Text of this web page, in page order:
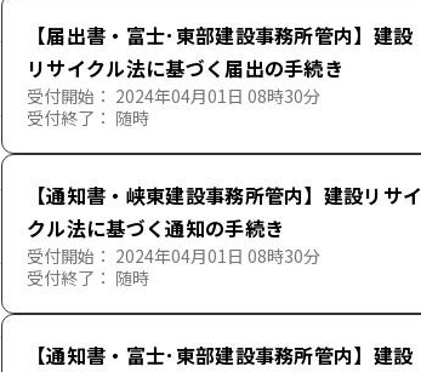
【届出書・富士･東部建設事務所管内】建設
リサイクル法に基づく届出の手続き
受付開始： 2024年04月01日 08時30分
受付終了： 随時
【通知書・峡東建設事務所管内】建設リサイ
クル法に基づく通知の手続き
受付開始： 2024年04月01日 08時30分
受付終了： 随時
【通知書・富士･東部建設事務所管内】建設